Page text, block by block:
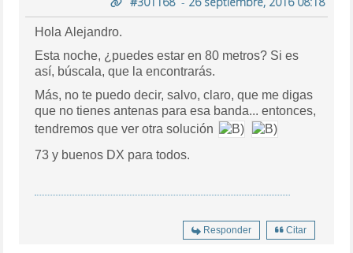
Hola Alejandro.
Esta noche, ¿puedes estar en 80 metros? Si es
así, búscala, que la encontrarás.
Más, no te puedo decir, salvo, claro, que me digas
que no tienes antenas para esa banda... entonces,
tendremos que ver otra solución
73 y buenos DX para todos.
Responder Citar